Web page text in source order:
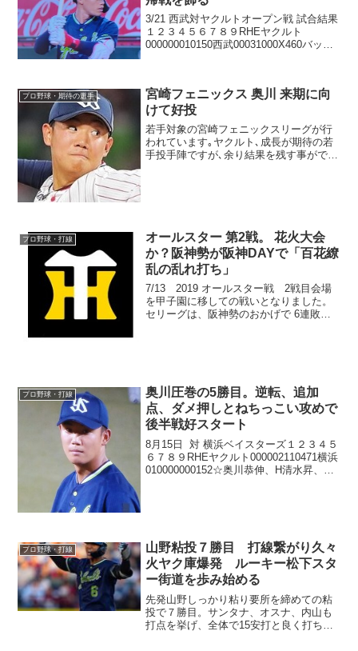
3/21 西武対ヤクルトオープン戦 試合結果
１２３４５６７８９RHEヤクルト
000000010150西武00031000X460バッテ
プロ野球・期待の選手
宮崎フェニックス 奥川 来期に向
けて好投
若手対象の宮崎フェニックスリーグが行
われています｡ヤクルト､成長が期待の若
手投手陣ですが､余り結果を残す事ができ
プロ野球・打線
オールスター 第2戦。 花火大会
か？阪神勢が阪神DAYで「百花繚
乱の乱れ打ち」
7/13 2019 オールスター戦 2戦目会場
を甲子園に移しての戦いとなりました。
セリーグは、阪神勢のおかげで 6連敗を
プロ野球・打線
奥川圧巻の5勝目。逆転、追加
点、ダメ押しとねちっこい攻めで
後半戦好スタート
8月15日 対 横浜ベイスターズ１２３４５
６７８９RHEヤクルト000002110471横浜
010000000152☆奥川恭伸、H清水昇、S
プロ野球・打線
山野粘投７勝目 打線繋がり久々
火ヤク庫爆発 ルーキー松下スタ
ー街道を歩み始める
先発山野しっかり粘り要所を締めての粘
投で７勝目。サンタナ、オスナ、内山も
打点を挙げ、全体で15安打と良く打ち、